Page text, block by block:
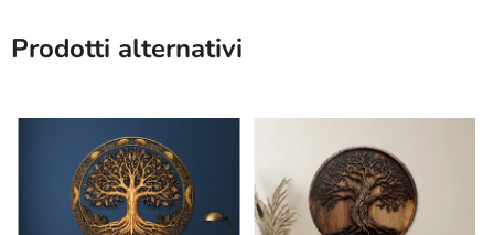
Prodotti alternativi